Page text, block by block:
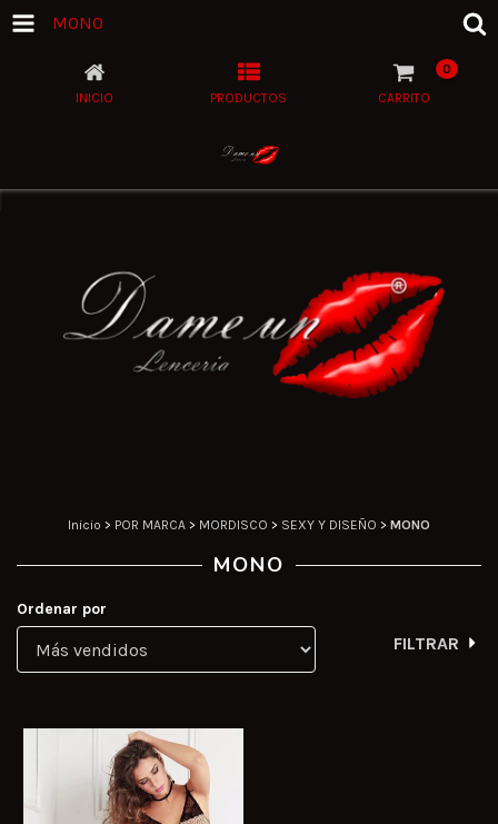
MONO
INICIO PRODUCTOS CARRITO
0
Inicio > POR MARCA > MORDISCO > SEXY Y DISEÑO > MONO
MONO
Ordenar por
FILTRAR